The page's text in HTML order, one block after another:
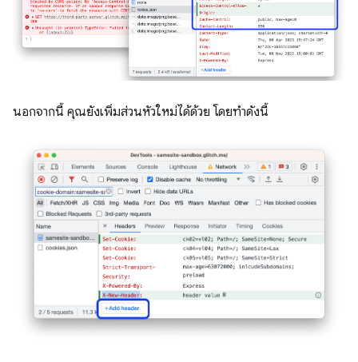
นอกจากนี้ คุณยังเพิ่มส่วนหัวใหม่ได้ด้วย โดยทำดังนี้